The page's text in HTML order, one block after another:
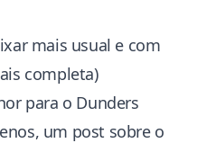
mais usual e com
completa)
para o Dunders
um post sobre o